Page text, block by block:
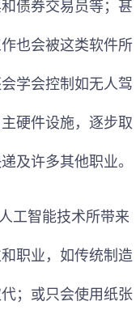
债券交易员等；甚
也会被这类软件所
学会控制如无人驾
硬件设施，逐步取
及许多其他职业。
工智能技术所带来
职业，如传统制造
；或只会使用纸张